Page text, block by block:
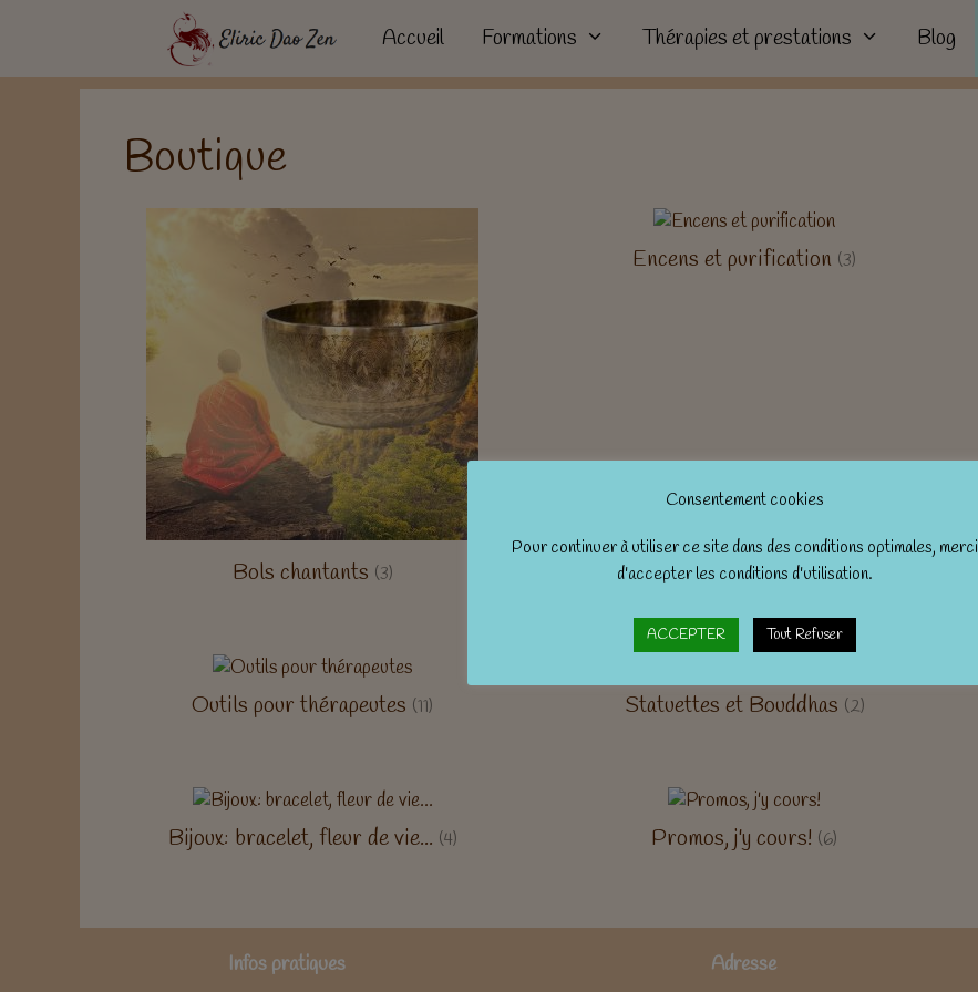
Accueil Formations Thérapies et prestations Blog
Boutique
Bols chantants (3)
Encens et purification (3)
Outils pour thérapeutes (11) Statuettes et Bouddhas (2)
Bijoux: bracelet, fleur de vie... (4) Promos, j'y cours! (6)
Infos pratiques Adresse
Consentement cookies
Pour continuer à utiliser ce site dans des conditions optimales, merci
d'accepter les conditions d'utilisation.
ACCEPTER Tout Refuser